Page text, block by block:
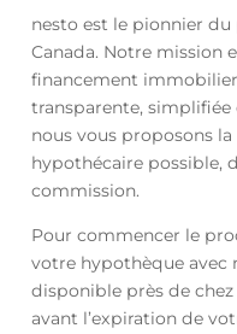
nesto est le pionnier
Canada. Notre mission
financement
transparente, simplifiée
nous vous proposons
hypothécaire possible,
commission.
Pour commencer le
votre hypothèque avec
disponible près de
avant l’expiration de